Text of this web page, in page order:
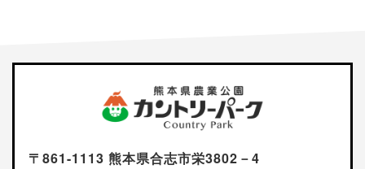
〒861-1113 熊本県合志市栄3802－4